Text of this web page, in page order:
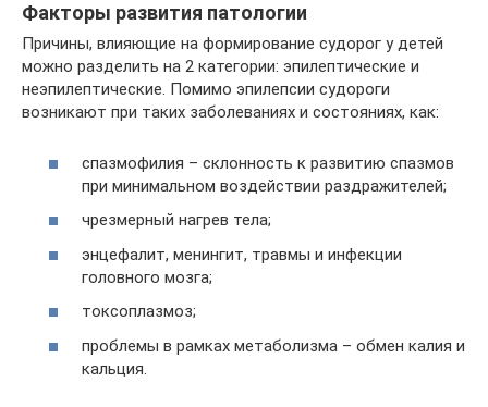
Факторы развития патологии
Причины, влияющие на формирование судорог у детей
можно разделить на 2 категории: эпилептические и
неэпилептические. Помимо эпилепсии судороги
возникают при таких заболеваниях и состояниях, как:
спазмофилия – склонность к развитию спазмов
при минимальном воздействии раздражителей;
чрезмерный нагрев тела;
энцефалит, менингит, травмы и инфекции
головного мозга;
токсоплазмоз;
проблемы в рамках метаболизма – обмен калия и
кальция.